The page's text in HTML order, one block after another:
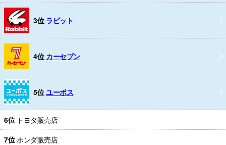
3位 ラビット
4位 カーセブン
5位ユーポス
6位 トヨタ販売店
7位 ホンダ販売店